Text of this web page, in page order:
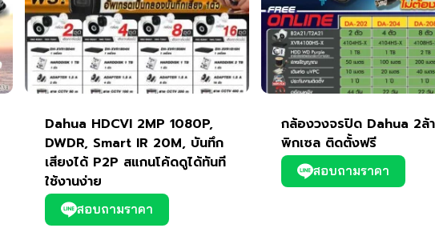
Dahua HDCVI 2MP 1080P,
DWDR, Smart IR 20M, บันทึก
เสียงได้ P2P สแกนโค้ดดูได้ทันที
ใช้งานง่าย
สอบถามราคา
กล้องวงจรปิด Dahua 2ล้
พิกเซล ติดตั้งฟรี
สอบถามราคา